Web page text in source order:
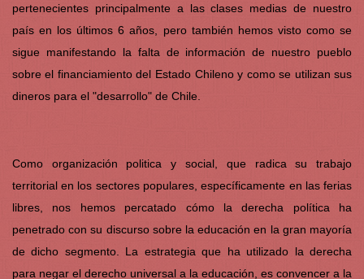
pertenecientes principalmente a las clases medias de nuestro
país en los últimos 6 años, pero también hemos visto como se
sigue manifestando la falta de información de nuestro pueblo
sobre el financiamiento del Estado Chileno y como se utilizan sus
dineros para el "desarrollo" de Chile.
Como organización politica y social, que radica su trabajo
territorial en los sectores populares, específicamente en las ferias
libres, nos hemos percatado cómo la derecha política ha
penetrado con su discurso sobre la educación en la gran mayoría
de dicho segmento. La estrategia que ha utilizado la derecha
para negar el derecho universal a la educación, es convencer a la